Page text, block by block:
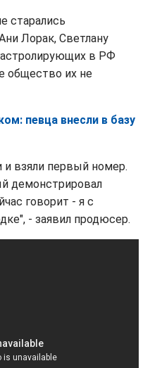
старались
Лорак, Светлану
в РФ
общество их не
певца внесли в базу
и взяли первый номер.
демонстрировал
говорит - я с
- заявил продюсер.